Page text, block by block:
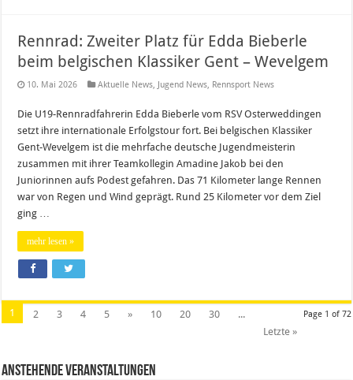
Rennrad: Zweiter Platz für Edda Bieberle
beim belgischen Klassiker Gent – Wevelgem
10. Mai 2026 Aktuelle News, Jugend News, Rennsport News
Die U19-Rennradfahrerin Edda Bieberle vom RSV Osterweddingen
setzt ihre internationale Erfolgstour fort. Bei belgischen Klassiker
Gent-Wevelgem ist die mehrfache deutsche Jugendmeisterin
zusammen mit ihrer Teamkollegin Amadine Jakob bei den
Juniorinnen aufs Podest gefahren. Das 71 Kilometer lange Rennen
war von Regen und Wind geprägt. Rund 25 Kilometer vor dem Ziel
ging …
mehr lesen »
Page 1 of 72
1 2 3 4 5 » 10 20 30
...
Letzte »
Anstehende Veranstaltungen